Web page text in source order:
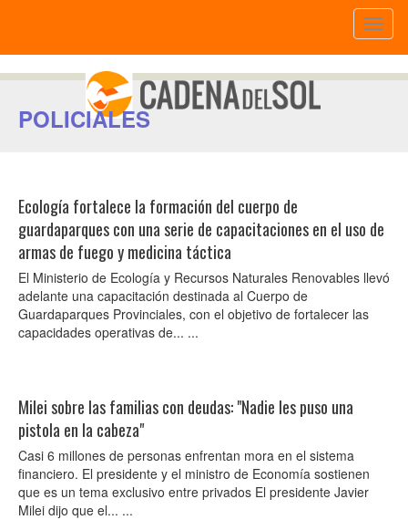
POLICIALES
Ecología fortalece la formación del cuerpo de
guardaparques con una serie de capacitaciones en el uso de
armas de fuego y medicina táctica
El Ministerio de Ecología y Recursos Naturales Renovables llevó
adelante una capacitación destinada al Cuerpo de
Guardaparques Provinciales, con el objetivo de fortalecer las
capacidades operativas de... ...
Milei sobre las familias con deudas: "Nadie les puso una
pistola en la cabeza"
Casi 6 millones de personas enfrentan mora en el sistema
financiero. El presidente y el ministro de Economía sostienen
que es un tema exclusivo entre privados El presidente Javier
Milei dijo que el... ...